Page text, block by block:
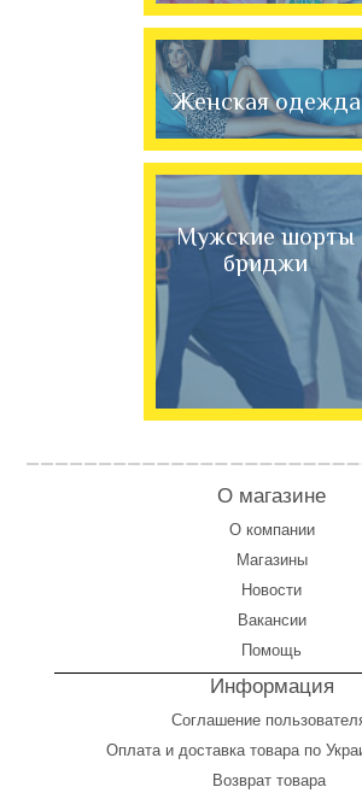
Женская одежда
Мужские шорты
бриджи
О магазине
О компании
Магазины
Новости
Вакансии
Помощь
Информация
Соглашение
Оплатаи доставка товара по
Возврат товара